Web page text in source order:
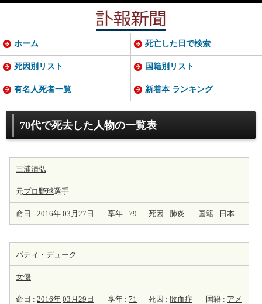
70代で死去した人物の一覧表
三浦清弘
元プロ野球選手
命日 : 2016年 03月27日 享年 : 79 死因 : 肺炎 国籍 : 日本
パティ・デューク
女優
命日 : 2016年 03月29日 享年 : 71 死因 : 敗血症 国籍 : アメ
ホーム 死亡した日で検索
死因別リスト 国籍別リスト
有名人死者一覧 新着本 ランキング